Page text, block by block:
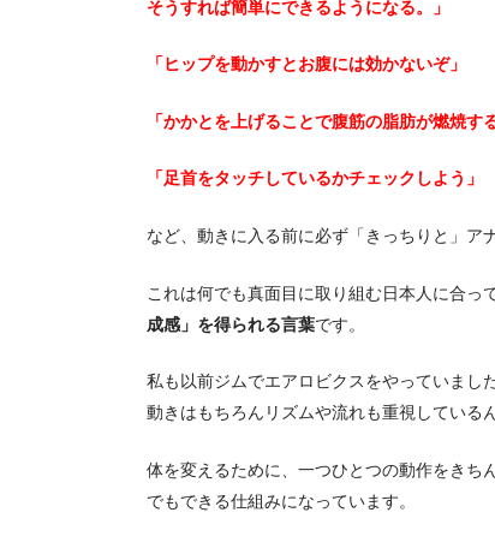
そうすれば簡単にできるようになる。」
「ヒップを動かすとお腹には効かないぞ」
「かかとを上げることで腹筋の脂肪が燃焼す
「足首をタッチしているかチェックしよう」
など、動きに入る前に必ず「きっちりと」ア
これは何でも真面目に取り組む日本人に合っ
成感」を得られる言葉です。
私も以前ジムでエアロビクスをやっていまし
動きはもちろんリズムや流れも重視している
体を変えるために、一つひとつの動作をきち
でもできる仕組みになっています。